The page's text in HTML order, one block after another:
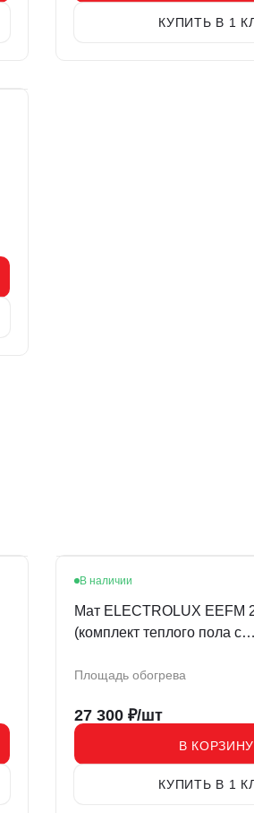
КУПИТЬ В 1
В наличии
Мат ELECTROLUX EEFM
(комплект теплого пола c
Площадь обогрева
27 300 ₽/шт
В КОРЗИНУ
КУПИТЬ В 1